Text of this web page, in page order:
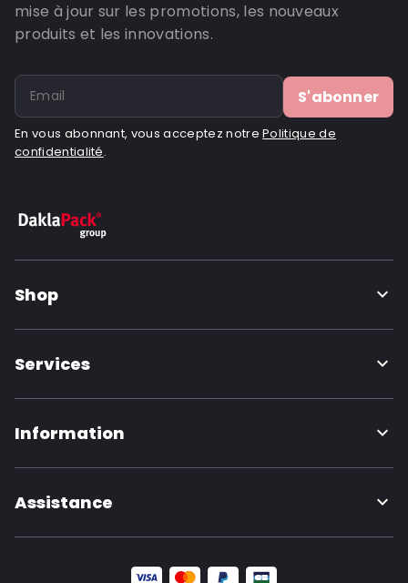
mise à jour sur les promotions, les nouveaux
produits et les innovations.
S'abonner
En vous abonnant, vous acceptez notrePolitique de
confidentialité.
Shop
Services
Information
Assistance